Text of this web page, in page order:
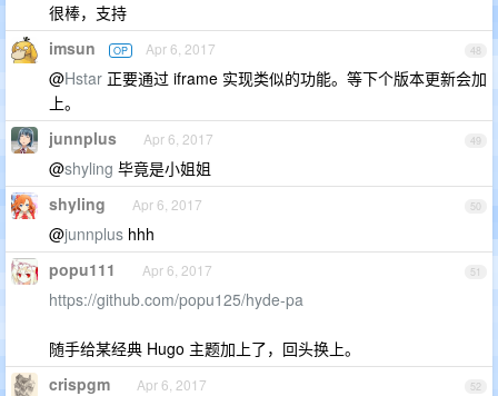
很棒，支持
48
imsun OP Apr 6, 2017
@Hstar 正要通过 iframe 实现类似的功能。等下个版本更新会加
上。
49
junnplus Apr 6, 2017
@shyling 毕竟是小姐姐
50
shyling Apr 6, 2017
@junnplus hhh
51
popu111 Apr 6, 2017
https://github.com/popu125/hyde-pa
随手给某经典 Hugo 主题加上了，回头换上。
52
crispgm Apr 6, 2017